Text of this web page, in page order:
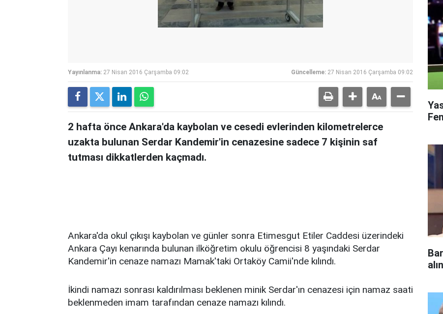
Yayınlanma: 27 Nisan 2016 Çarşamba 09:02 Güncelleme: 27 Nisan 2016 Çarşamba 09:02
2 hafta önce Ankara'da kaybolan ve cesedi evlerinden kilometrelerce
uzakta bulunan Serdar Kandemir'in cenazesine sadece 7 kişinin saf
tutması dikkatlerden kaçmadı.
Ankara'da okul çıkışı kaybolan ve günler sonra Etimesgut Etiler Caddesi üzerindeki
Ankara Çayı kenarında bulunan ilköğretim okulu öğrencisi 8 yaşındaki Serdar
Kandemir'in cenaze namazı Mamak'taki Ortaköy Camii'nde kılındı.
İkindi namazı sonrası kaldırılması beklenen minik Serdar'ın cenazesi için namaz saati
beklenmeden imam tarafından cenaze namazı kılındı.